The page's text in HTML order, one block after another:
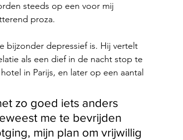
steeds op een voor mij
proza.
bijzonder depressief is. Hij vertelt
als een dief in de nacht stop te
in Parijs, en later op een aantal
zo goed iets anders
me te bevrijden
mijn plan om vrijwillig